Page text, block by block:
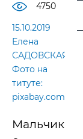
4750
15.10.2019
Елена
САДОВСКАЯ.
Фото на
титуте:
pixabay.com
Мальчик